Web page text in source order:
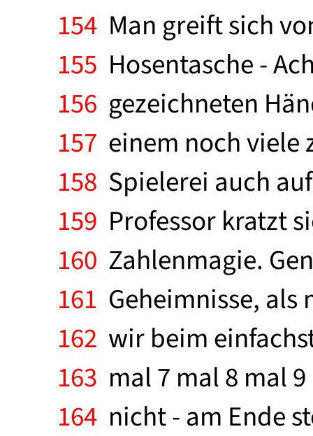
154 Man greift sich
155 Hosentasche -
156 gezeichneten
157 einem noch viele
158 Spielerei auch
159 Professor kratzt
160 Zahlenmagie.
161 Geheimnisse,
162 wir beim
163 mal 7 mal 8 mal
164 nicht - am Ende